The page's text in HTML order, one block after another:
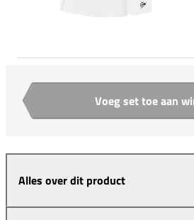
Aantal Voeg set toe aan
Alles over dit product